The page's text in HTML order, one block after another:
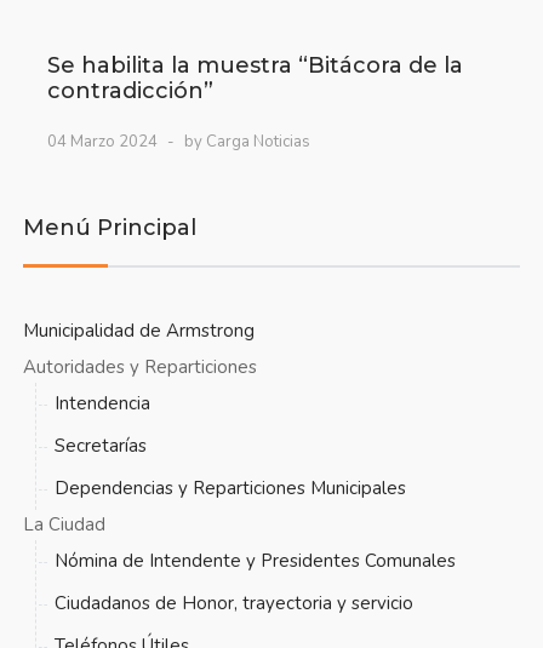
Se habilita la muestra “Bitácora de la
contradicción”
04 Marzo 2024 by Carga Noticias
Menú Principal
Municipalidad de Armstrong
Autoridades y Reparticiones
Intendencia
Secretarías
Dependencias y Reparticiones Municipales
La Ciudad
Nómina de Intendente y Presidentes Comunales
Ciudadanos de Honor, trayectoria y servicio